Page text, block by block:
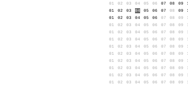
01 02 03 04 05 06 07 08 09
01 02 03 04 05 06 07 08 09
01 02 03 04 05 06 07 08 09
01 02 03 04 05 06 07 08 09
01 02 03 04 05 06 07 08 09
01 02 03 04 05 06 07 08 09
01 02 03 04 05 06 07 08 09
01 02 03 04 05 06 07 08 09
01 02 03 04 05 06 07 08 09
01 02 03 04 05 06 07 08 09
01 02 03 04 05 06 07 08 09
01 02 03 04 05 06 07 08 09